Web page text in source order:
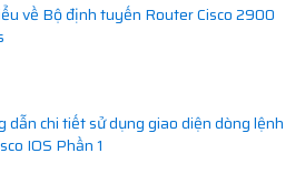
về Bộ định tuyến Router Cisco 2900
dẫn chi tiết sử dụng giao diện dòng lệnh
IOS Phần 1